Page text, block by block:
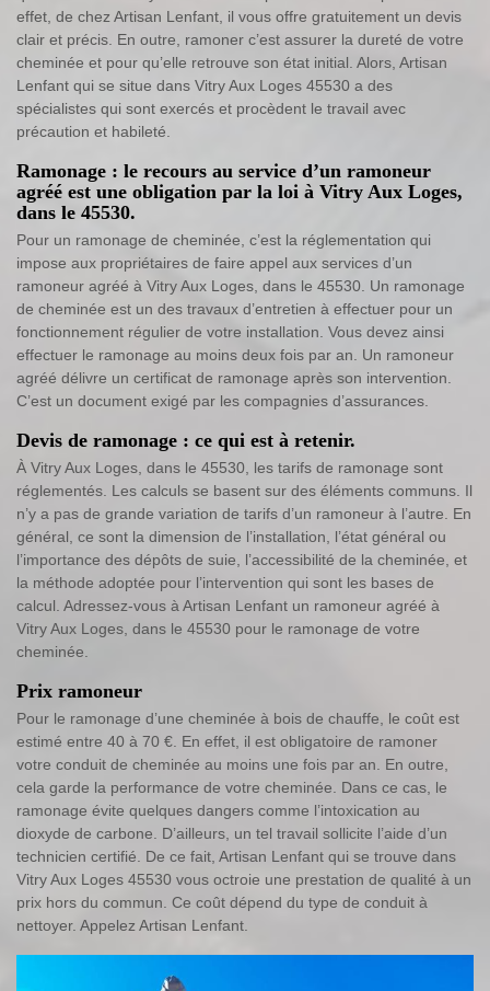
effet, de chez Artisan Lenfant, il vous offre gratuitement un devis
clair et précis. En outre, ramoner c’est assurer la dureté de votre
cheminée et pour qu’elle retrouve son état initial. Alors, Artisan
Lenfant qui se situe dans Vitry Aux Loges 45530 a des
spécialistes qui sont exercés et procèdent le travail avec
précaution et habileté.
Ramonage : le recours au service d’un ramoneur
agréé est une obligation par la loi à Vitry Aux Loges,
dans le 45530.
Pour un ramonage de cheminée, c’est la réglementation qui
impose aux propriétaires de faire appel aux services d’un
ramoneur agréé à Vitry Aux Loges, dans le 45530. Un ramonage
de cheminée est un des travaux d’entretien à effectuer pour un
fonctionnement régulier de votre installation. Vous devez ainsi
effectuer le ramonage au moins deux fois par an. Un ramoneur
agréé délivre un certificat de ramonage après son intervention.
C’est un document exigé par les compagnies d’assurances.
Devis de ramonage : ce qui est à retenir.
À Vitry Aux Loges, dans le 45530, les tarifs de ramonage sont
réglementés. Les calculs se basent sur des éléments communs. Il
n’y a pas de grande variation de tarifs d’un ramoneur à l’autre. En
général, ce sont la dimension de l’installation, l’état général ou
l’importance des dépôts de suie, l’accessibilité de la cheminée, et
la méthode adoptée pour l’intervention qui sont les bases de
calcul. Adressez-vous à Artisan Lenfant un ramoneur agréé à
Vitry Aux Loges, dans le 45530 pour le ramonage de votre
cheminée.
Prix ramoneur
Pour le ramonage d’une cheminée à bois de chauffe, le coût est
estimé entre 40 à 70 €. En effet, il est obligatoire de ramoner
votre conduit de cheminée au moins une fois par an. En outre,
cela garde la performance de votre cheminée. Dans ce cas, le
ramonage évite quelques dangers comme l’intoxication au
dioxyde de carbone. D’ailleurs, un tel travail sollicite l’aide d’un
technicien certifié. De ce fait, Artisan Lenfant qui se trouve dans
Vitry Aux Loges 45530 vous octroie une prestation de qualité à un
prix hors du commun. Ce coût dépend du type de conduit à
nettoyer. Appelez Artisan Lenfant.